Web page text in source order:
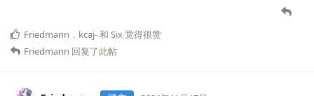
Friedmann ， kcaj-和 Six觉得很赞
Friedmann 回复了此帖